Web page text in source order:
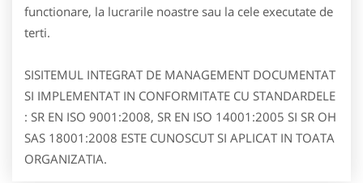
functionare, la lucrarile noastre sau la cele executate de
terti.
SISITEMUL INTEGRAT DE MANAGEMENT DOCUMENTAT
SI IMPLEMENTAT IN CONFORMITATE CU STANDARDELE
: SR EN ISO 9001:2008, SR EN ISO 14001:2005 SI SR OH
SAS 18001:2008 ESTE CUNOSCUT SI APLICAT IN TOATA
ORGANIZATIA.